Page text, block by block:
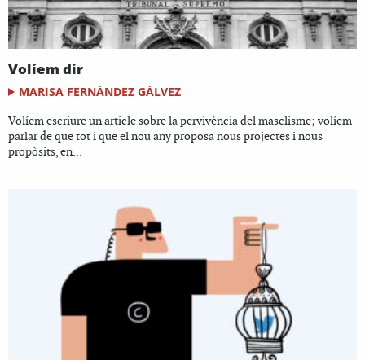
Volíem dir
MARISA FERNÁNDEZ GÁLVEZ
Volíem escriure un article sobre la pervivència del masclisme; volíem
parlar de que tot i que el nou any proposa nous projectes i nous
propòsits, en...